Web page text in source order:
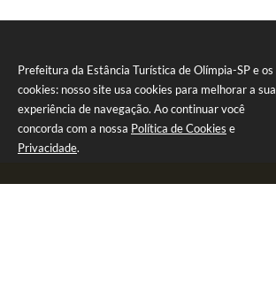
Prefeitura da Estância Turística de Olímpia-SP e os
cookies: nosso site usa cookies para melhorar a sua
experiência de navegação. Ao continuar você
concorda com a nossa Política de Cookies e
Privacidade.